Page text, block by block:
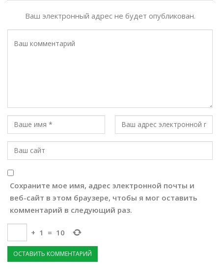
Ваш электронный адрес не будет опубликован.
Сохраните мое имя, адрес электронной почты и
веб-сайт в этом браузере, чтобы я мог оставить
комментарий в следующий раз.
+ 1 = 10